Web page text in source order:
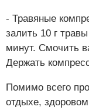
- Травяные
залить 10 г
минут. Смочить
Держать
Помимо всего
отдыхе,